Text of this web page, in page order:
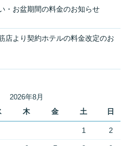
・お盆期間の料金のお知らせ
店より契約ホテルの料金改定のお
2026年8月
木 金 土 日
1 2